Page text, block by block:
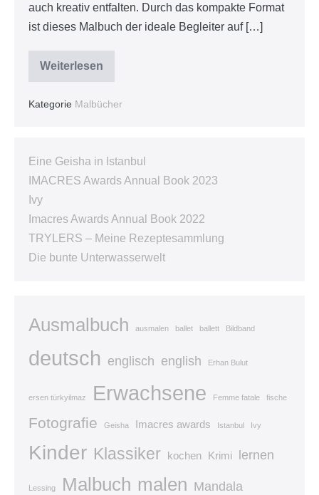
auch kreativ entfalten. Durch das kompakte Format
ist dieses Malbuch der ideale Begleiter auf […]
Weiterlesen
Die
Kategorie Malbücher
Eine Geisha in Istanbul
IMACRES Awards Annual Book 2023
Ivy
Imacres Awards Annual Book 2022
TRYLERS – Meine Rezeptesammlung
Die bunte Unterwasserwelt
Ausmalbuch ausmalen ballet ballett Bildband
deutsch englisch english Erhan Bulut
ersen türkyilmaz Erwachsene Femme fatale fische
Fotografie Geisha Imacres awards Istanbul Ivy
Kinder Klassiker kochen Krimi lernen
Lessing Malbuch malen Mandala